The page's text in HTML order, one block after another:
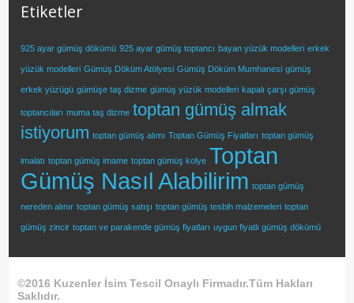
Etiketler
925 ayar gümüş dökümü 925 ayar gümüş toptancı bayan yüzük modelleri erkek
yüzük modelleri Gümüş Döküm Atölyesi Gümüş Döküm Mumhanesi gümüş
erkek yüzügü gümüşe taş dizme gümüş yüzük modelleri kapalı çarşı gümüş
toptancıları muma taş dizme toptan gümüş almak
istiyorum toptan gümüş alımı Toptan Gümüş Fiyatları toptan gümüş
imalatı toptan gümüş imame toptan gümüş kolye Toptan
Gümüş Nasıl Alabilirim toptan gümüş
nereden alınır toptan gümüş satışı toptan gümüş tesbih malzemeleri toptan
gümüş zincir toptan ve parakende gümüş fiyatları uygun fiyatlı gümüş dökümü
©2016 Kuzenler İsim Tescil Onaylı Firmadır.Tüm Hakları
Saklıdır.